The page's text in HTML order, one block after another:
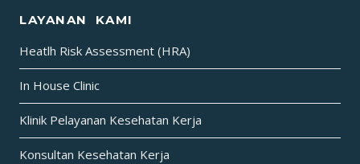
LAYANAN KAMI
Heatlh Risk Assessment (HRA)
In House Clinic
Klinik Pelayanan Kesehatan Kerja
Konsultan Kesehatan Kerja